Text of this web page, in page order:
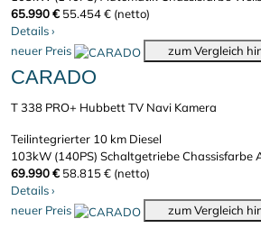
65.990 € 55.454 € (netto)
Details›
neuer Preis
zum Vergleich
CARADO
T 338 PRO+ Hubbett TV Navi Kamera
Teilintegrierter 10 km Diesel
103kW (140PS) SchaltgetriebeChassisfarbe
69.990 € 58.815 € (netto)
Details›
neuer Preis
zum Vergleich